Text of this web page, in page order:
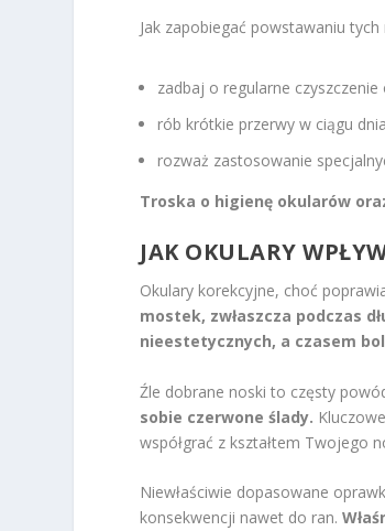
Jak zapobiegać powstawaniu
zadbaj o regularne czyszczenie
rób krótkie przerwy w ciągu
rozważ zastosowanie
Troska o higienę okularów
JAK OKULARY
Okulary korekcyjne, choć
mostek, zwłaszcza podczas
nieestetycznych, a czasem
Źle dobrane noski to częsty
sobie czerwone ślady.
współgrać z kształtem Twojego
Niewłaściwie dopasowane
konsekwencji nawet do ran.